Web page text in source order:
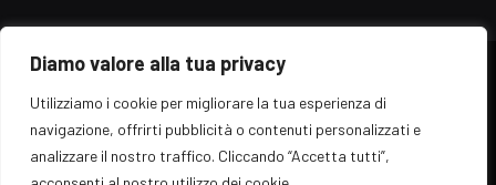
Diamo valore alla tua privacy
Utilizziamo i cookie per migliorare la tua esperienza di
navigazione, offrirti pubblicità o contenuti personalizzati e
analizzare il nostro traffico. Cliccando “Accetta tutti”,
© 2026 EZ Rome Designed by ARvis.it
Il portale EZ Rome e' una testata giornalistica di carattere generalista
registrata al tribunale di Roma - Numero 389/2008
Direttore responsabile: Raffaella Roani - ISSN: 2036-783X
Edito da ARvis.it srl - via Alessandria 88 - 00198 Roma CF/PI/R.I.